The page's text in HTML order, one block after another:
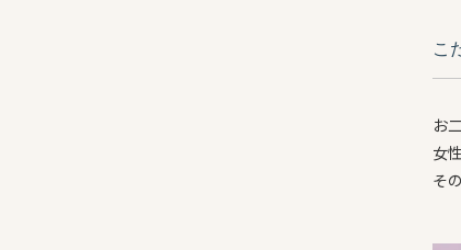
こ
お
女
そ